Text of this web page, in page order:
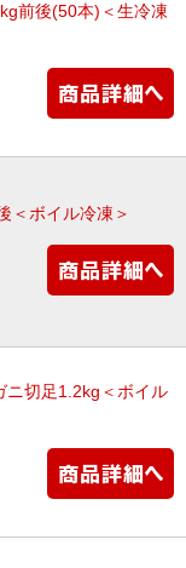
前後(50本)＜生冷凍
＜ボイル冷凍＞
ニ切足1.2kg＜ボイル